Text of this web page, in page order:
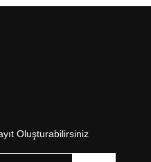
Oluşturabilirsiniz